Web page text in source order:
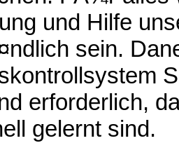
und Hilfe
sein.
erforderlich,
gelernt sind.